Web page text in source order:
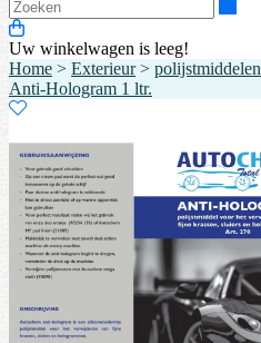
Uw winkelwagen is leeg!
Home > Exterieur> polijstmiddelen
Anti-Hologram 1 ltr.